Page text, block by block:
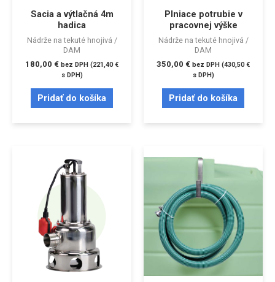
Sacia a výtlačná 4m
hadica
Nádrže na tekuté hnojivá /
DAM
180,00 € bez DPH (221,40€
s DPH)
Pridať do košíka
Plniace potrubie v
pracovnej výške
Nádrže na tekuté hnojivá /
DAM
350,00 € bez DPH (430,50€
s DPH)
Pridať do košíka